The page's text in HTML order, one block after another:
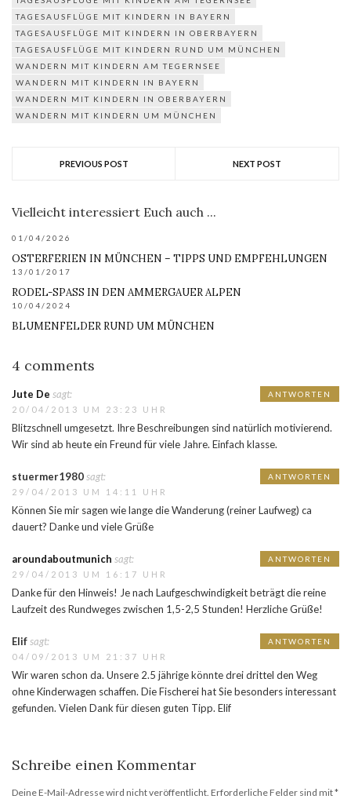
TAGESAUSFLÜGE MIT KINDERN IN BAYERN
TAGESAUSFLÜGE MIT KINDERN IN OBERBAYERN
TAGESAUSFLÜGE MIT KINDERN RUND UM MÜNCHEN
WANDERN MIT KINDERN AM TEGERNSEE
WANDERN MIT KINDERN IN BAYERN
WANDERN MIT KINDERN IN OBERBAYERN
WANDERN MIT KINDERN UM MÜNCHEN
PREVIOUS POST NEXT POST
Vielleicht interessiert Euch auch ...
01/04/2026
OSTERFERIEN IN MÜNCHEN – TIPPS UND EMPFEHLUNGEN
13/01/2017
RODEL-SPASS IN DEN AMMERGAUER ALPEN
10/04/2024
BLUMENFELDER RUND UM MÜNCHEN
4 comments
Jute De sagt:
20/04/2013 UM 23:23 UHR
Blitzschnell umgesetzt. Ihre Beschreibungen sind natürlich motivierend.
Wir sind ab heute ein Freund für viele Jahre. Einfach klasse.
ANTWORTEN
stuermer1980sagt:
29/04/2013 UM 14:11 UHR
Können Sie mir sagen wie lange die Wanderung (reiner Laufweg) ca
dauert? Danke und viele Grüße
ANTWORTEN
aroundaboutmunich sagt:
29/04/2013 UM 16:17 UHR
Danke für den Hinweis! Je nach Laufgeschwindigkeit beträgt die reine
Laufzeit des Rundweges zwischen 1,5-2,5 Stunden! Herzliche Grüße!
ANTWORTEN
Elifsagt:
04/09/2013 UM 21:37 UHR
Wir waren schon da. Unsere 2.5 jährige könnte drei drittel den Weg
ohne Kinderwagen schaffen. Die Fischerei hat Sie besonders interessant
gefunden. Vielen Dank für diesen guten Tipp. Elif
ANTWORTEN
Schreibe einen Kommentar
Deine E-Mail-Adresse wird nicht veröffentlicht. Erforderliche Felder sind mit*